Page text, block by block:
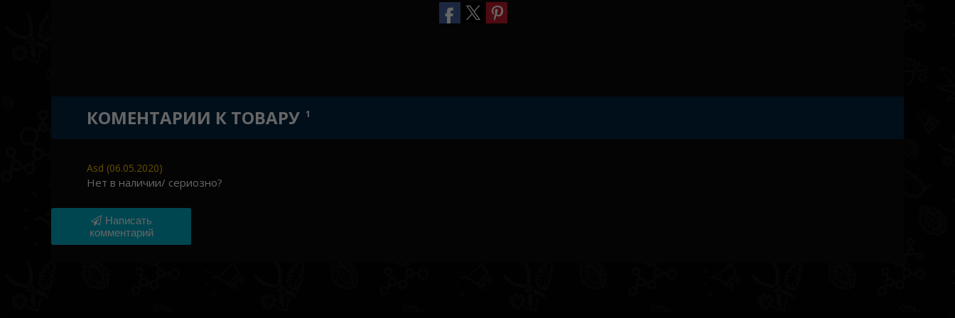
психоделическим воздействием, сопровождающимся легкой эйфорией, глубоким
КОМЕНТАРИИ К ТОВАРУ 1
Asd (06.05.2020)
Нет в наличии/ сериозно?
Написать
комментарий